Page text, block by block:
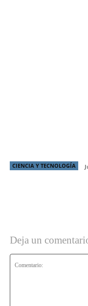
CIENCIA Y TECNOLOGÍA
Deja un